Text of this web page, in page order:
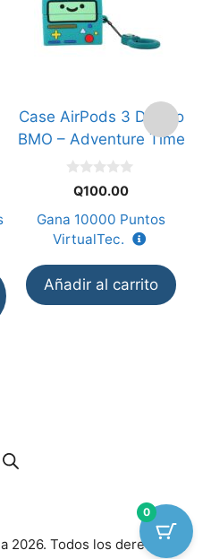
Case AirPods 3 Diseño
BMO – Adventure Time
5
Q100.00
Gana 10000 Puntos
VirtualTec.
Añadir al carrito
2026. Todos los derechos
0